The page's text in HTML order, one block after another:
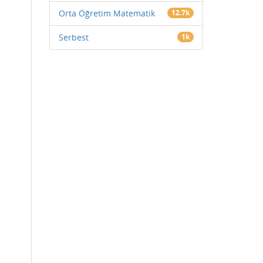
Orta Öğretim Matematik 12.7k
Serbest 1k